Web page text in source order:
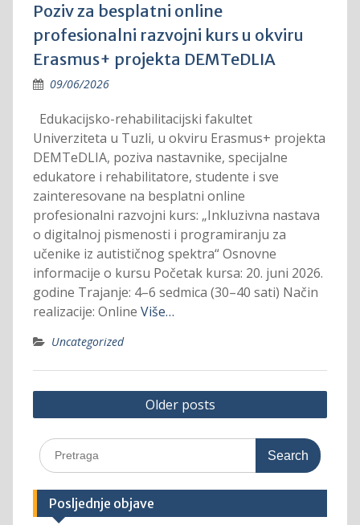
Poziv za besplatni online
profesionalni razvojni kurs u okviru
Erasmus+ projekta DEMTeDLIA
09/06/2026
Edukacijsko-rehabilitacijski fakultet
Univerziteta u Tuzli, u okviru Erasmus+ projekta
DEMTeDLIA, poziva nastavnike, specijalne
edukatore i rehabilitatore, studente i sve
zainteresovane na besplatni online
profesionalni razvojni kurs: „Inkluzivna nastava
o digitalnoj pismenosti i programiranju za
učenike iz autističnog spektra“ Osnovne
informacije o kursu Početak kursa: 20. juni 2026.
godine Trajanje: 4–6 sedmica (30–40 sati) Način
realizacije: Online Više…
Uncategorized
Posts
navigation
Older posts
Search
for:
Posljednje objave